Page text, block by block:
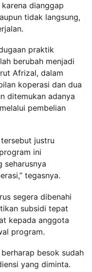
dianggap
tidak langsung,
praktik
berubah menjadi
Afrizal, dalam
koperasi dan dua
ditemukan adanya
pembelian
justru
ini
seharusnya
tegasnya.
segera dibenahi
subsidi tepat
kepada anggota
program.
besok sudah
yang diminta.